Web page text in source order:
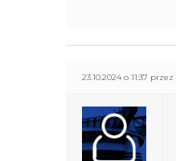
23.10.2024 o 11:37 przez